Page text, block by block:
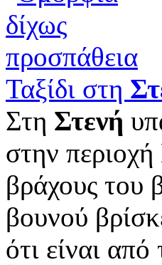
Ταξίδι στη
Στη Στενή
στην
βράχους του
βουνού
ότι είναι